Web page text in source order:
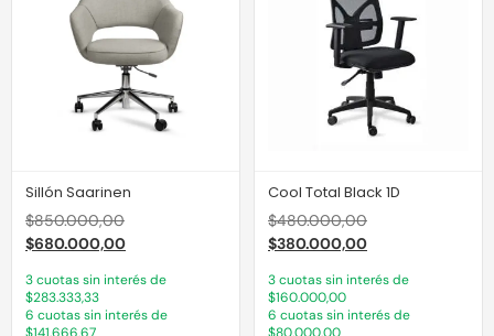
Sillón Saarinen
$850.000,00
$680.000,00
3 cuotas sin interés de
$283.333,33
6 cuotas sin interés de
Cool Total Black 1D
$480.000,00
$380.000,00
3 cuotas sin interés de
$160.000,00
6 cuotas sin interés de